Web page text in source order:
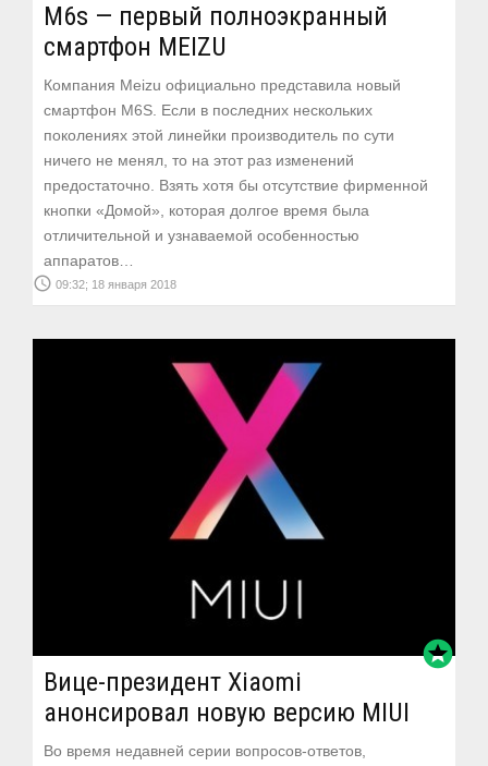
M6s — первый полноэкранный
смартфон MEIZU
Компания Meizu официально представила новый
смартфон M6S. Если в последних нескольких
поколениях этой линейки производитель по сути
ничего не менял, то на этот раз изменений
предостаточно. Взять хотя бы отсутствие фирменной
кнопки «Домой», которая долгое время была
отличительной и узнаваемой особенностью
аппаратов…
access_time 09:32; 18 января 2018
Вице-президент Xiaomi
анонсировал новую версию MIUI
stars
Во время недавней серии вопросов-ответов,